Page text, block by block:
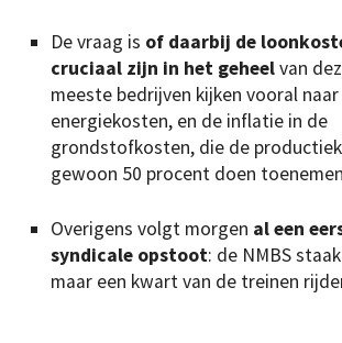
De vraag is of daarbij de
cruciaal zijn in het geheelvan
meeste bedrijven kijken vooral
energiekosten, en de inflatie in de
grondstofkosten, die de
gewoon 50 procent doen
Overigens volgt morgen al een
syndicale opstoot: de NMBS
maar een kwart van de treinen